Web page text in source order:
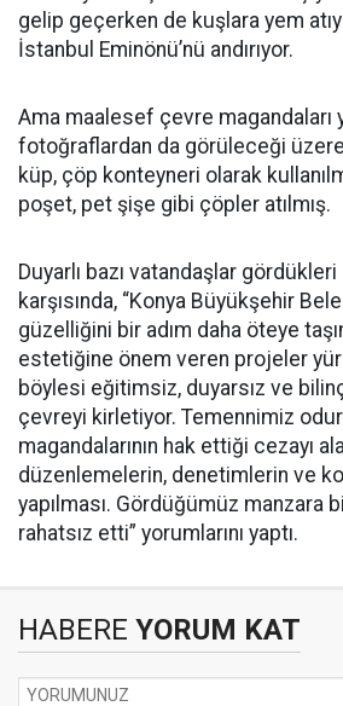
gelip geçerken de kuşlara yem
İstanbul Eminönü’nü andırıyor.
Ama maalesef çevre magandaları
fotoğraflardan da görüleceği
küp, çöp konteyneri olarak
poşet, pet şişe gibi çöpler atılmış.
Duyarlı bazı vatandaşlar
karşısında, “Konya Büyükşehir
güzelliğini bir adım daha öteye
estetiğine önem veren projeler
böylesi eğitimsiz, duyarsız ve
çevreyi kirletiyor. Temennimiz
magandalarının hak ettiği cezayı
düzenlemelerin, denetimlerin ve
yapılması. Gördüğümüz manzara
rahatsız etti” yorumlarını yaptı.
HABERE YORUM KAT